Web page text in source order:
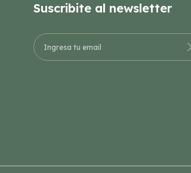
Suscribite al newsletter